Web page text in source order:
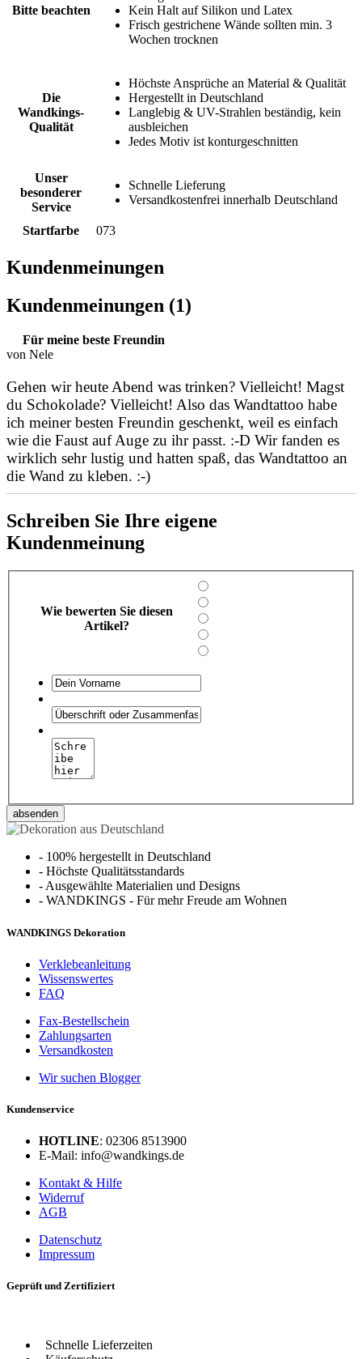
Bitte beachten
Kein Halt auf Silikon und Latex
Frisch gestrichene Wände sollten min. 3
Wochen trocknen
Die
Wandkings-
Qualität
Höchste Ansprüche an Material & Qualität
Hergestellt in Deutschland
Langlebig & UV-Strahlen beständig, kein
ausbleichen
Jedes Motiv ist konturgeschnitten
Unser
besonderer
Service
Schnelle Lieferung
Versandkostenfrei innerhalb Deutschland
Startfarbe 073
Kundenmeinungen
Kundenmeinungen (1)
Für meine beste Freundin
von Nele
Gehen wir heute Abend was trinken? Vielleicht! Magst
du Schokolade? Vielleicht! Also das Wandtattoo habe
ich meiner besten Freundin geschenkt, weil es einfach
wie die Faust auf Auge zu ihr passt. :-D Wir fanden es
wirklich sehr lustig und hatten spaß, das Wandtattoo an
die Wand zu kleben. :-)
Schreiben Sie Ihre eigene
Kundenmeinung
Wie bewerten Sie diesen
Artikel?
absenden
- 100% hergestellt in Deutschland
- Höchste Qualitätsstandards
-Ausgewählte Materialien und Designs
- WANDKINGS - Für mehr Freude am Wohnen
WANDKINGS Dekoration
Verklebeanleitung
Wissenswertes
FAQ
Fax-Bestellschein
Zahlungsarten
Versandkosten
Wir suchen Blogger
Kundenservice
HOTLINE: 02306 8513900
E-Mail: info@wandkings.de
Kontakt & Hilfe
Widerruf
AGB
Datenschutz
Impressum
Geprüft und Zertifiziert
Schnelle Lieferzeiten